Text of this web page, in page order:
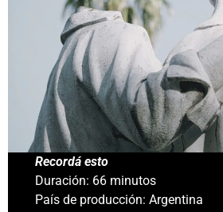
Recordá esto
Duración: 66 minutos
País de producción: Argentina